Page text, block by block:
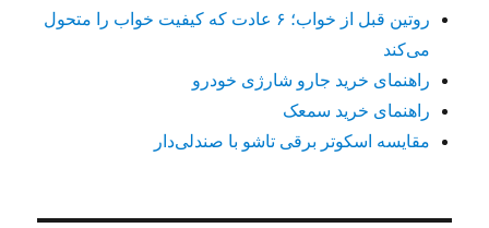
روتین قبل از خواب؛ ۶ عادت که کیفیت خواب را متحول
می‌کند
راهنمای خرید جارو شارژی خودرو
راهنمای خرید سمعک
مقایسه اسکوتر برقی تاشو با صندلی‌دار